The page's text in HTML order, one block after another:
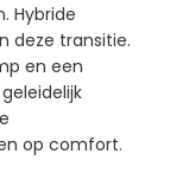
Hybride
deze transitie.
en een
op comfort.